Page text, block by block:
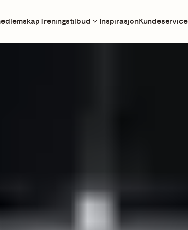
Treningstilbud InspirasjonKundeservice